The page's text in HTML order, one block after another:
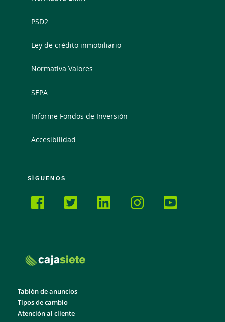
PSD2
Ley de crédito inmobiliario
Normativa Valores
SEPA
Informe Fondos de Inversión
Accesibilidad
SÍGUENOS
Tablón de anuncios
Tipos de cambio
Atención al cliente